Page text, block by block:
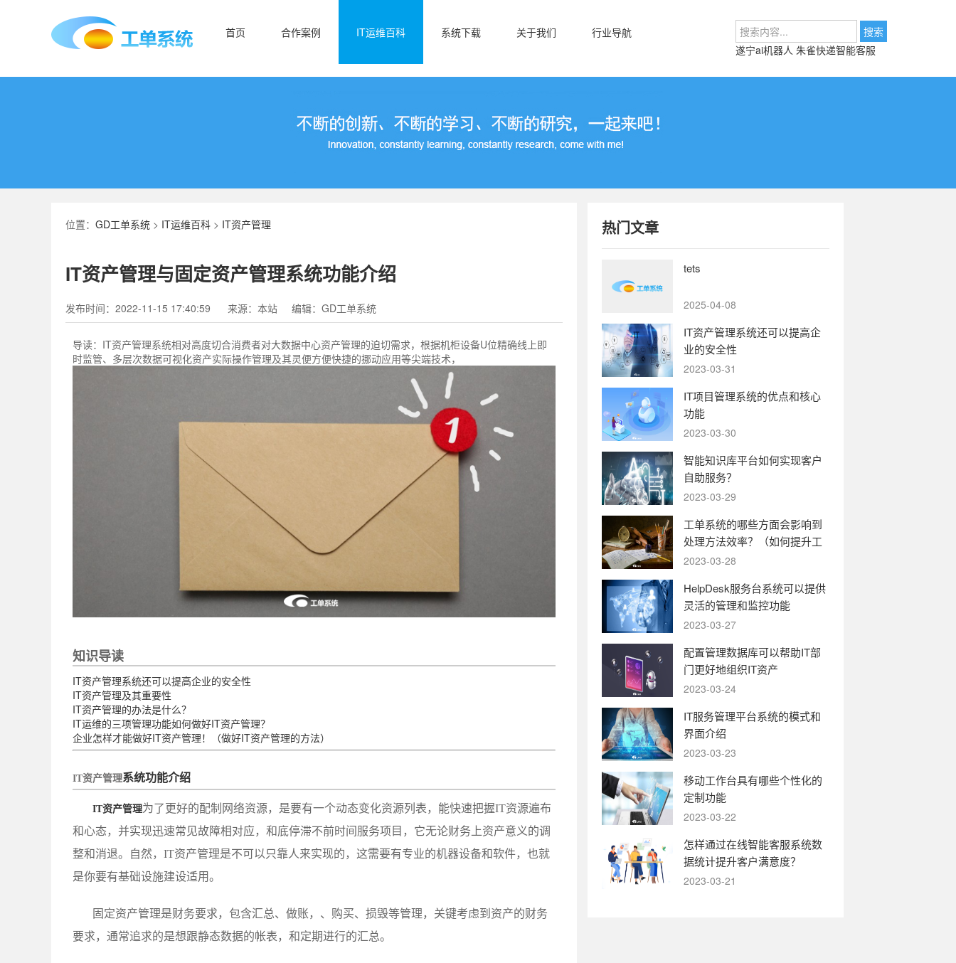
首页 合作案例 IT运维百科 系统下载 关于我们
行业导航
遂宁ai机器人 朱雀快递智能客服
位置： GD工单系统 > IT运维百科 > IT资产管理
IT资产管理与固定资产管理系统功能介绍
发布时间：2022-11-15 17:40:59 来源：本站 编辑：GD工单系统
导读： IT资产管理系统相对高度切合消费者对大数据中心资产管理的迫切需求，根据机柜设备U位精确线上即
时监管、多层次数据可视化资产实际操作管理及其灵便方便快捷的挪动应用等尖端技术，
知识导读
IT资产管理系统还可以提高企业的安全性
IT资产管理及其重要性
IT资产管理的办法是什么？
IT运维的三项管理功能如何做好IT资产管理？
企业怎样才能做好IT资产管理！（做好IT资产管理的方法）
IT资产管理系统功能介绍
IT资产管理为了更好的配制网络资源，是要有一个动态变化资源列表，能快速把握IT资源遍布
和心态，并实现迅速常见故障相对应，和底停滞不前时间服务项目，它无论财务上资产意义的调
整和消退。自然，IT资产管理是不可以只靠人来实现的，这需要有专业的机器设备和软件，也就
是你要有基础设施建设适用。
固定资产管理是财务要求，包含汇总、做账，、购买、损毁等管理，关键考虑到资产的财务
要求，通常追求的是想跟静态数据的帐表，和定期进行的汇总。
热门文章
tets
2025-04-08
IT资产管理系统还可以提高企
业的安全性
2023-03-31
IT项目管理系统的优点和核心
功能
2023-03-30
智能知识库平台如何实现客户
自助服务？
2023-03-29
工单系统的哪些方面会影响到
处理方法效率？（如何提升工
单系统的运转效率）
2023-03-28
HelpDesk服务台系统可以提供
灵活的管理和监控功能
2023-03-27
配置管理数据库可以帮助IT部
门更好地组织IT资产
2023-03-24
IT服务管理平台系统的模式和
界面介绍
2023-03-23
移动工作台具有哪些个性化的
定制功能
2023-03-22
怎样通过在线智能客服系统数
据统计提升客户满意度？
2023-03-21